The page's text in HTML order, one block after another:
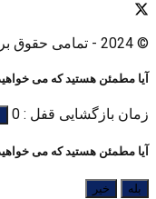
© 2024 - تمامی حقوق
آیا مطمئن هستید که می
زمان بازگشایی قفل : 0
آیا مطمئن هستید که می
بله خیر